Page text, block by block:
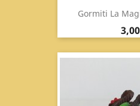
Gormiti La